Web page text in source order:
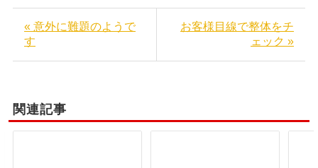
« 意外に難題のようで
す
お客様目線で整体をチ
ェック »
関連記事